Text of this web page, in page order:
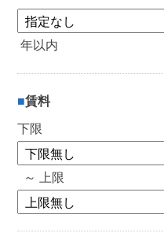
年以内
賃料
下限
～ 上限